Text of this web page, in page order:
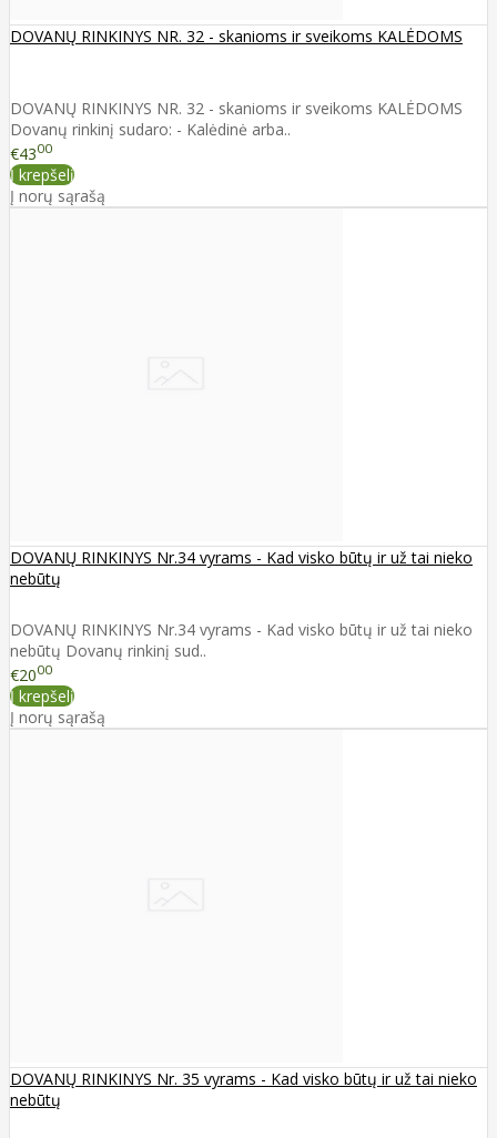
DOVANŲ RINKINYS NR. 32 - skanioms ir sveikoms KALĖDOMS
DOVANŲ RINKINYS NR. 32 - skanioms ir sveikoms KALĖDOMS
Dovanų rinkinį sudaro: - Kalėdinė arba..
€4300
Į krepšelį
Į norų sąrašą
DOVANŲ RINKINYS Nr.34 vyrams - Kad visko būtų ir už tai nieko
nebūtų
DOVANŲ RINKINYS Nr.34 vyrams - Kad visko būtų ir už tai nieko
nebūtų Dovanų rinkinį sud..
€2000
Į krepšelį
Į norų sąrašą
DOVANŲ RINKINYS Nr. 35 vyrams - Kad visko būtų ir už tai nieko
nebūtų